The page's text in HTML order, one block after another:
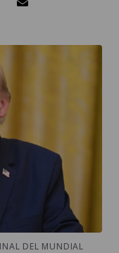
DEL MUNDIAL